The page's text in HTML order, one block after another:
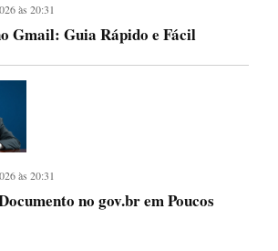
às 20:31
Gmail: Guia Rápido e Fácil
às 20:31
no gov.br em Poucos